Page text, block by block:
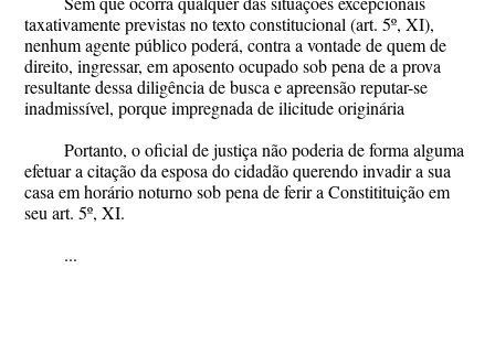
taxativamente previstas no texto constitucional (art. 5º, XI),
nenhum agente público poderá, contra a vontade de quem de
direito, ingressar, em aposento ocupado sob pena de a prova
resultante dessa diligência de busca e apreensão reputar-se
inadmissível, porque impregnada de ilicitude originária
Portanto, o oficial de justiça não poderia de forma alguma
efetuar a citação da esposa do cidadão querendo invadir a sua
casa em horário noturno sob pena de ferir a Constitituição em
seu art. 5º, XI.
...